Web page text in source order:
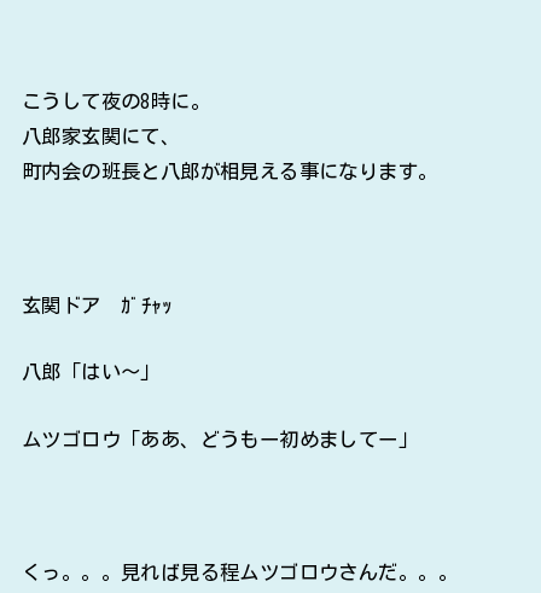
こうして夜の8時に。
八郎家玄関にて、
町内会の班長と八郎が相見える事になります。
玄関ドア ｶﾞﾁｬｯ
八郎「はい～」
ムツゴロウ「ああ、どうもー初めましてー」
くっ。。。見れば見る程ムツゴロウさんだ。。。